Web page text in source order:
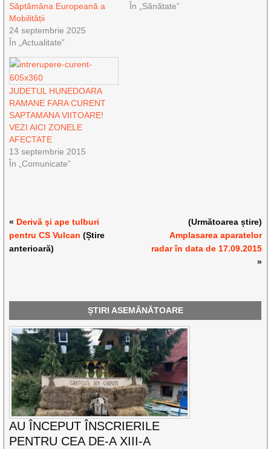
Săptămâna Europeană a
Mobilității
24 septembrie 2025
În „Actualitate”
În „Sănătate”
JUDETUL HUNEDOARA
RAMANE FARA CURENT
SAPTAMANA VIITOARE!
VEZI AICI ZONELE
AFECTATE
13 septembrie 2015
În „Comunicate”
« Derivă şi ape tulburi
pentru CS Vulcan (Știre
anterioară)
(Următoarea știre)
Amplasarea aparatelor
radar în data de 17.09.2015
»
ȘTIRI ASEMĂNĂTOARE
AU ÎNCEPUT ÎNSCRIERILE
PENTRU CEA DE-A XIII-A